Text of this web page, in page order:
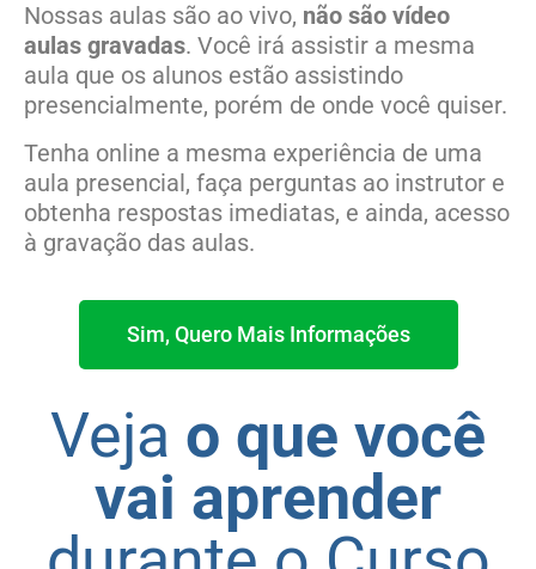
Nossas aulas são ao vivo, não são vídeo
aulas gravadas. Você irá assistir a mesma
aula que os alunos estão assistindo
presencialmente, porém de onde você quiser.
Tenha online a mesma experiência de uma
aula presencial, faça perguntas ao instrutor e
obtenha respostas imediatas, e ainda, acesso
à gravação das aulas.
Sim, Quero Mais Informações
Veja o que você
vai aprender